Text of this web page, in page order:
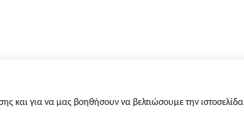
και για να μας βοηθήσουν να βελτιώσουμε την ιστοσελίδα